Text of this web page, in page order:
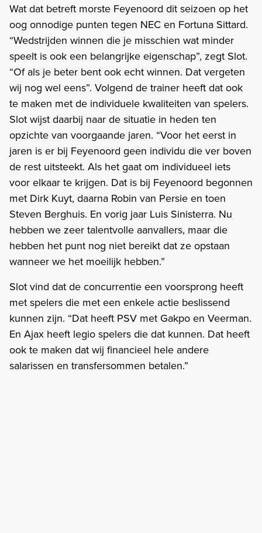
Wat dat betreft morste Feyenoord dit seizoen op het
oog onnodige punten tegen NEC en Fortuna Sittard.
“Wedstrijden winnen die je misschien wat minder
speelt is ook een belangrijke eigenschap”, zegt Slot.
“Of als je beter bent ook echt winnen. Dat vergeten
wij nog wel eens”. Volgend de trainer heeft dat ook
te maken met de individuele kwaliteiten van spelers.
Slot wijst daarbij naar de situatie in heden ten
opzichte van voorgaande jaren. “Voor het eerst in
jaren is er bij Feyenoord geen individu die ver boven
de rest uitsteekt. Als het gaat om individueel iets
voor elkaar te krijgen. Dat is bij Feyenoord begonnen
met Dirk Kuyt, daarna Robin van Persie en toen
Steven Berghuis. En vorig jaar Luis Sinisterra. Nu
hebben we zeer talentvolle aanvallers, maar die
hebben het punt nog niet bereikt dat ze opstaan
wanneer we het moeilijk hebben.”
Slot vind dat de concurrentie een voorsprong heeft
met spelers die met een enkele actie beslissend
kunnen zijn. “Dat heeft PSV met Gakpo en Veerman.
En Ajax heeft legio spelers die dat kunnen. Dat heeft
ook te maken dat wij financieel hele andere
salarissen en transfersommen betalen.”